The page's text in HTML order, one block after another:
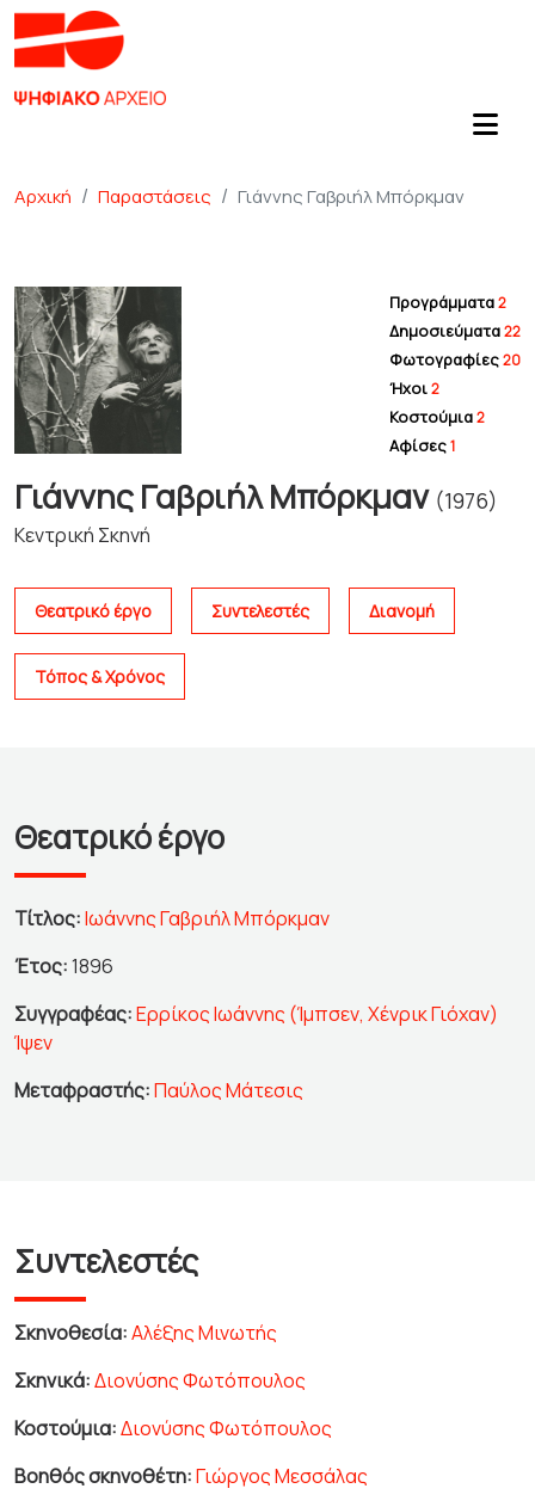
Αρχική Παραστάσεις Γιάννης Γαβριήλ Μπόρκμαν
Προγράμματα 2
Δημοσιεύματα 22
Φωτογραφίες 20
Ήχοι 2
Κοστούμια 2
Αφίσες 1
Γιάννης Γαβριήλ Μπόρκμαν (1976)
Κεντρική Σκηνή
Θεατρικό έργο Συντελεστές Διανομή
Τόπος & Χρόνος
Θεατρικό έργο
Τίτλος:Ιωάννης Γαβριήλ Μπόρκμαν
Έτος:1896
Συγγραφέας:Ερρίκος Ιωάννης (Ίμπσεν, Χένρικ Γιόχαν)
Ίψεν
Μεταφραστής:Παύλος Μάτεσις
Συντελεστές
Σκηνοθεσία:Αλέξης Μινωτής
Σκηνικά:Διονύσης Φωτόπουλος
Κοστούμια:Διονύσης Φωτόπουλος
Βοηθός σκηνοθέτη:Γιώργος Μεσσάλας